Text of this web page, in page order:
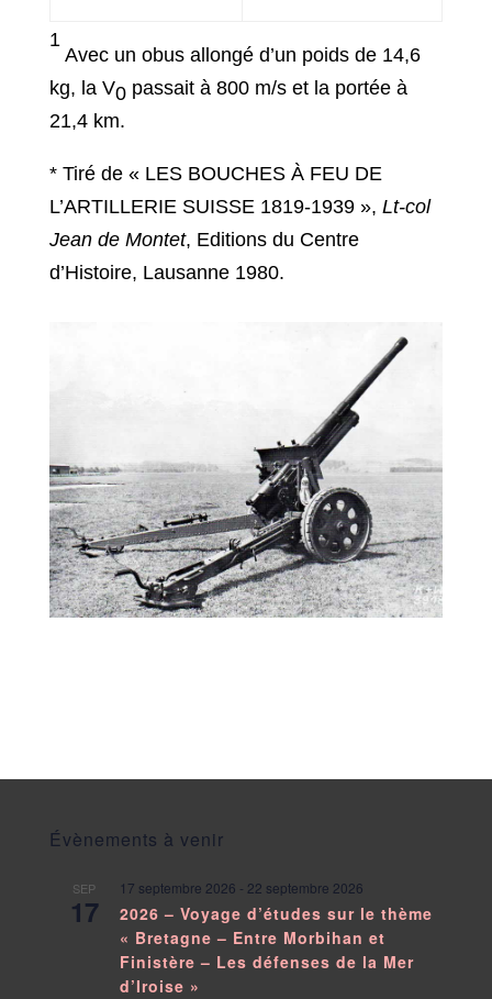
1
Avec un obus allongé d’un poids de 14,6
kg, la V0passait à 800 m/s et la portée à
21,4 km.
* Tiré de « LES BOUCHES À FEU DE
L’ARTILLERIE SUISSE 1819-1939 », Lt-col
Jean de Montet, Editions du Centre
d’Histoire, Lausanne 1980.
Évènements à venir
SEP
17
17 septembre 2026 - 22 septembre 2026
2026 – Voyage d’études sur le thème
« Bretagne – Entre Morbihan et
Finistère – Les défenses de la Mer
d’Iroise »